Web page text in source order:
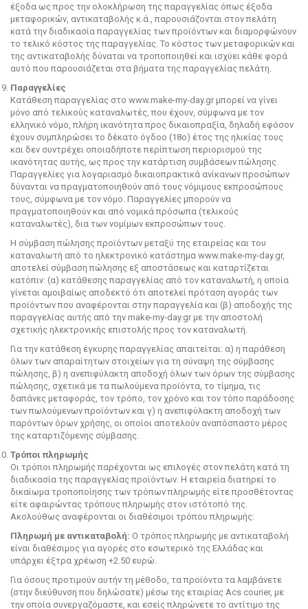
έξοδα ως προς την ολοκλήρωση της παραγγελίας όπως έξοδα
μεταφορικών, αντικαταβολής κ.ά., παρουσιάζονται στον πελάτη
κατά την διαδικασία παραγγελίας των προϊόντων και διαμορφώνουν
το τελικό κόστος της παραγγελίας. Το κόστος των μεταφορικών και
της αντικαταβολής δύναται να τροποποιηθεί και ισχύει κάθε φορά
αυτό που παρουσιάζεται στα βήματα της παραγγελίας πελάτη.
Παραγγελίες
Κατάθεση παραγγελίας στο www.make-my-day.gr μπορεί να γίνει
μόνο από τελικούς καταναλωτές, που έχουν, σύμφωνα με τον
ελληνικό νόμο, πλήρη ικανότητα προς δικαιοπραξία, δηλαδή εφόσον
έχουν συμπληρώσει το δέκατο όγδοο (18ο) έτος της ηλικίας τους
και δεν συντρέχει οποιαδήποτε περίπτωση περιορισμού της
ικανότητας αυτής, ως προς την κατάρτιση συμβάσεων πώλησης.
Παραγγελίες για λογαριασμό δικαιοπρακτικά ανίκανων προσώπων
δύνανται να πραγματοποιηθούν από τους νόμιμους εκπροσώπους
τους, σύμφωνα με τον νόμο. Παραγγελίες μπορούν να
πραγματοποιηθούν και από νομικά πρόσωπα (τελικούς
καταναλωτές), δια των νομίμων εκπροσώπων τους.
Η σύμβαση πώλησης προϊόντων μεταξύ της εταιρείας και του
καταναλωτή από το ηλεκτρονικό κατάστημα www.make-my-day.gr,
αποτελεί σύμβαση πώλησης εξ αποστάσεως και καταρτίζεται
κατόπιν: (α) κατάθεσης παραγγελίας από τον καταναλωτή, η οποία
γίνεται αμοιβαίως αποδεκτό ότι αποτελεί πρόταση αγοράς των
προϊόντων που αναφέρονται στην παραγγελία και (β) αποδοχής της
παραγγελίας αυτής από την make-my-day.gr με την αποστολή
σχετικής ηλεκτρονικής επιστολής προς τον καταναλωτή.
Για την κατάθεση έγκυρης παραγγελίας απαιτείται: α) η παράθεση
όλων των απαραίτητων στοιχείων για τη σύναψη της σύμβασης
πώλησης, β) η ανεπιφύλακτη αποδοχή όλων των όρων της σύμβασης
πώλησης, σχετικά με τα πωλούμενα προϊόντα, το τίμημα, τις
δαπάνες μεταφοράς, τον τρόπο, τον χρόνο και τον τόπο παράδοσης
των πωλούμενων προϊόντων και γ) η ανεπιφύλακτη αποδοχή των
παρόντων όρων χρήσης, οι οποίοι αποτελούν αναπόσπαστο μέρος
της καταρτιζόμενης σύμβασης.
Τρόποι πληρωμής
Οι τρόποι πληρωμής παρέχονται ως επιλογές στον πελάτη κατά τη
διαδικασία της παραγγελίας προϊόντων. Η εταιρεία διατηρεί το
δικαίωμα τροποποίησης των τρόπων πληρωμής είτε προσθέτοντας
είτε αφαιρώντας τρόπους πληρωμής στον ιστότοπό της.
Ακολούθως αναφέρονται οι διαθέσιμοι τρόπου πληρωμής:
Πληρωμή με αντικαταβολή: Ο τρόπος πληρωμής με αντικαταβολή
είναι διαθέσιμος για αγορές στο εσωτερικό της Ελλάδας και
υπάρχει έξτρα χρέωση +2.50 ευρώ.
Για όσους προτιμούν αυτήν τη μέθοδο, τα προϊόντα τα λαμβάνετε
(στην διεύθυνση που δηλώσατε) μέσω της εταιρίας Αcs courier, με
την οποία συνεργαζόμαστε, και εσείς πληρώνετε το αντίτιμο της